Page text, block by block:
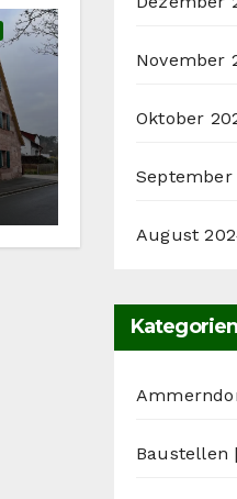
November
Oktober
September
August
Kategorien
Baustellen